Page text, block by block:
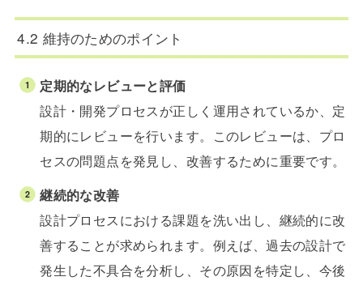
4.2 維持のためのポイント
定期的なレビューと評価
設計・開発プロセスが正しく運用されているか、定
期的にレビューを行います。このレビューは、プロ
セスの問題点を発見し、改善するために重要です。
継続的な改善
設計プロセスにおける課題を洗い出し、継続的に改
善することが求められます。例えば、過去の設計で
発生した不具合を分析し、その原因を特定し、今後